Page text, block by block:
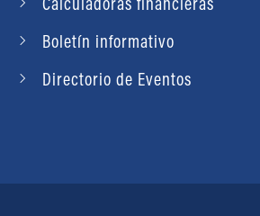
Boletín informativo
Directorio de Eventos